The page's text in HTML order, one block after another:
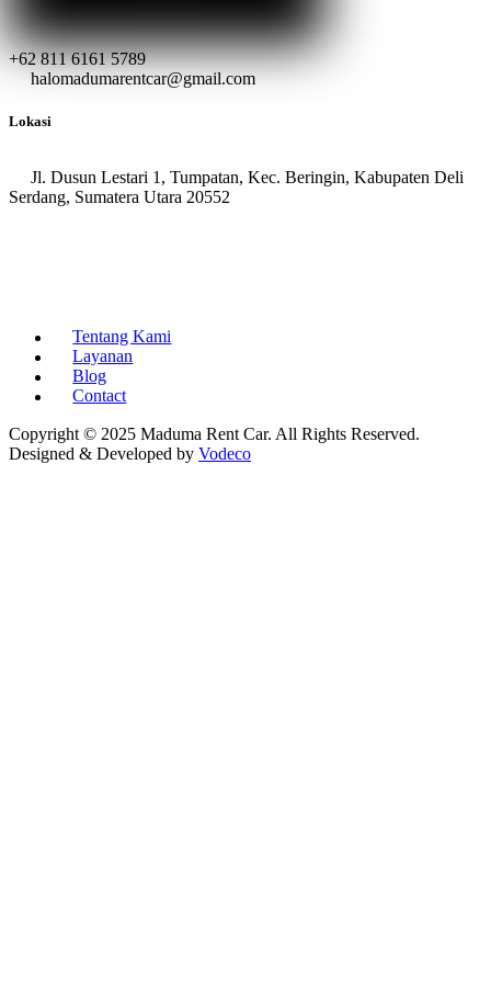
+62 811 6161 5789
halomadumarentcar@gmail.com
Lokasi
Jl. Dusun Lestari 1, Tumpatan, Kec. Beringin, Kabupaten Deli
Serdang, Sumatera Utara 20552
Tentang Kami
Layanan
Blog
Contact
Copyright © 2025 Maduma Rent Car. All Rights Reserved.
Designed & Developed by Vodeco